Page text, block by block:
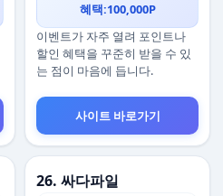
혜택:100,000P
이벤트가 자주 열려 포인트나
할인 혜택을 꾸준히 받을 수 있
는 점이 마음에 듭니다.
사이트 바로가기
26. 싸다파일